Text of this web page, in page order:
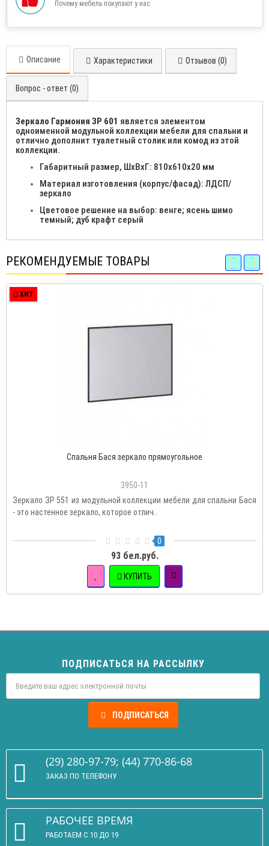
Почему мебель покупают у нас
Описание Характеристики Отзывов (0)
Вопрос - ответ (0)
Зеркало Гармония ЗР 601 является элементом
одноименной модульной коллекции мебели для спальни и
отлично дополнит туалетный столик или комод из этой
коллекции.
Габаритный размер, ШхВхГ: 810х610х20 мм
Материал изготовления (корпус/фасад): ЛДСП/
зеркало
Цветовое решение на выбор: венге; ясень шимо
темный; дуб крафт серый
РЕКОМЕНДУЕМЫЕ ТОВАРЫ
ХИТ
Спальня Бася зеркало прямоугольное
3950-11
Зеркало ЗР 551 из модульной коллекции мебели для спальни Бася
- это настенное зеркало, которое отлич..
0
93 бел.руб.
КУПИТЬ
ПОДПИСАТЬСЯ НА РАССЫЛКУ
ПОДПИСАТЬСЯ
(29) 280-97-79; (44) 770-86-68
ЗАКАЗ ПО ТЕЛЕФОНУ
РАБОЧЕЕ ВРЕМЯ
РАБОТАЕМ С 10 ДО 19